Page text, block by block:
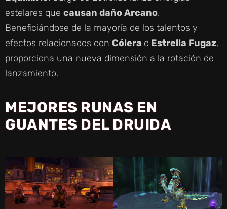
estelares que causan daño Arcano.
Beneficiándose de la mayoría de los talentos y
efectos relacionados con Cólera o Estrella Fugaz,
proporciona una nueva dimensión a la rotación de
lanzamiento.
MEJORES RUNAS EN
GUANTES DEL DRUIDA